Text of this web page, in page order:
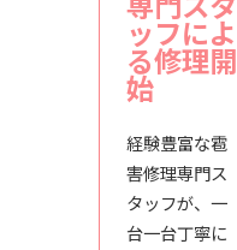
ッフによ
る修理開
始
経験豊富な雹
害修理専門ス
タッフが、一
台一台丁寧に